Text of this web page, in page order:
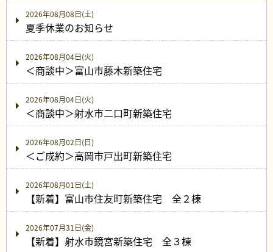
2026年08月08日(土)
夏季休業のお知らせ
2026年08月04日(火)
＜商談中＞富山市藤木新築住宅
2026年08月04日(火)
＜商談中＞射水市二口町新築住宅
2026年08月02日(日)
＜ご成約＞高岡市戸出町新築住宅
2026年08月01日(土)
【新着】富山市住友町新築住宅 全２棟
2026年07月31日(金)
【新着】射水市鏡宮新築住宅 全３棟